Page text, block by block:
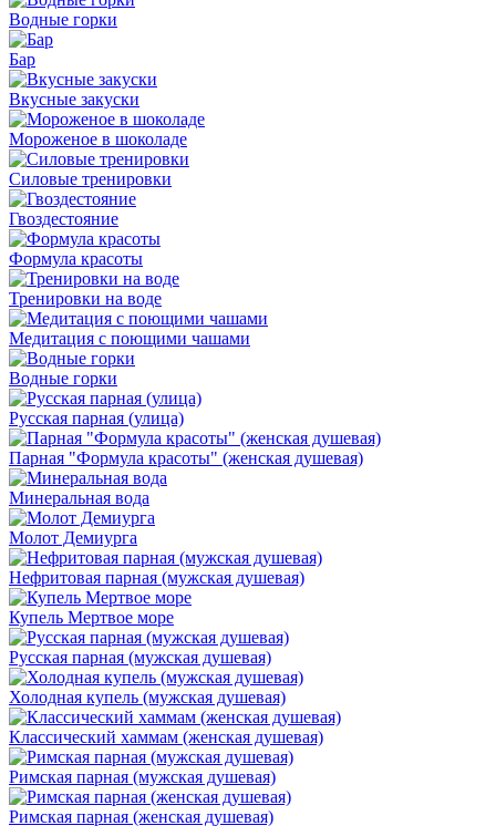
Водные горки
Бар
Вкусные закуски
Мороженое в шоколаде
Силовые тренировки
Гвоздестояние
Формула красоты
Тренировки на воде
Медитация с поющими чашами
Водные горки
Русская парная (улица)
Парная "Формула красоты" (женская душевая)
Минеральная вода
Молот Демиурга
Нефритовая парная (мужская душевая)
Купель Мертвое море
Русская парная (мужская душевая)
Холодная купель (мужская душевая)
Классический хаммам (женская душевая)
Римская парная (мужская душевая)
Римская парная (женская душевая)